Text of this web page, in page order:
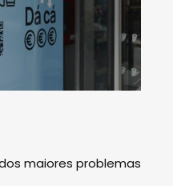
maiores problemas